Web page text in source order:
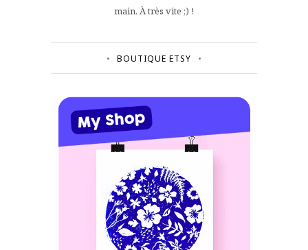
main. À très vite ;) !
BOUTIQUE ETSY